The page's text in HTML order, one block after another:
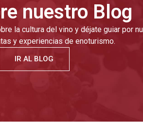
nuestro Blog
la cultura del vino y déjate guiar por
y experiencias de enoturismo.
IR AL BLOG